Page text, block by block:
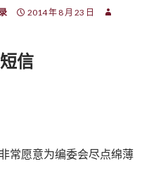
2014 年 8 月 23 日
信
常愿意为编委会尽点绵薄